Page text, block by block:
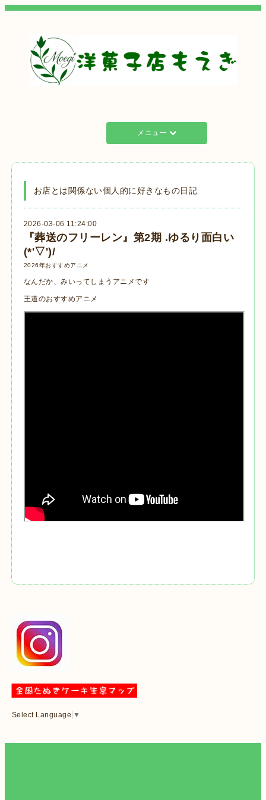
メニュー
お店とは関係ない個人的に好きなもの日記
2026-03-06 11:24:00
『葬送のフリーレン』第2期 .ゆるり面白い
(*'▽')/
2026年おすすめアニメ
なんだか、みいってしまうアニメです
王道のおすすめアニメ
Select Language ▼